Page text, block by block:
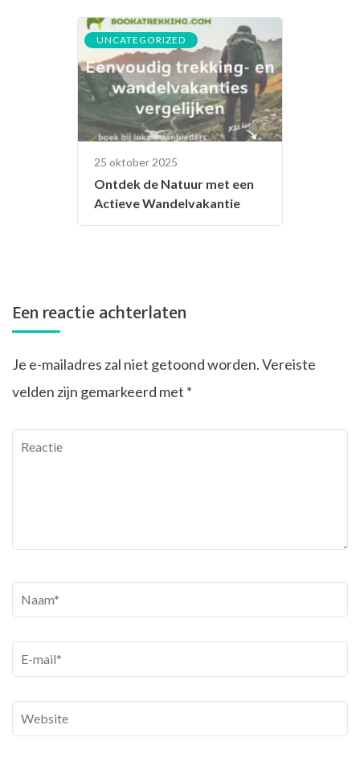
UNCATEGORIZED
25 oktober 2025
Ontdek de Natuur met een
Actieve Wandelvakantie
Een reactie achterlaten
Je e-mailadres zal niet getoond worden.Vereiste
velden zijn gemarkeerd met *
Reactie
Naam*
E-
mail*
Website